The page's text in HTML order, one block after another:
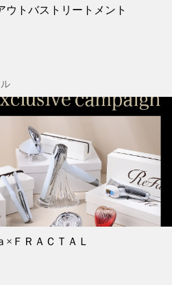
ウトバストリートメント
×ＦＲＡＣＴＡＬ